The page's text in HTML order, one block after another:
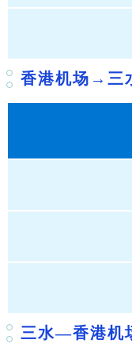
香港机场→三
三水—香港机